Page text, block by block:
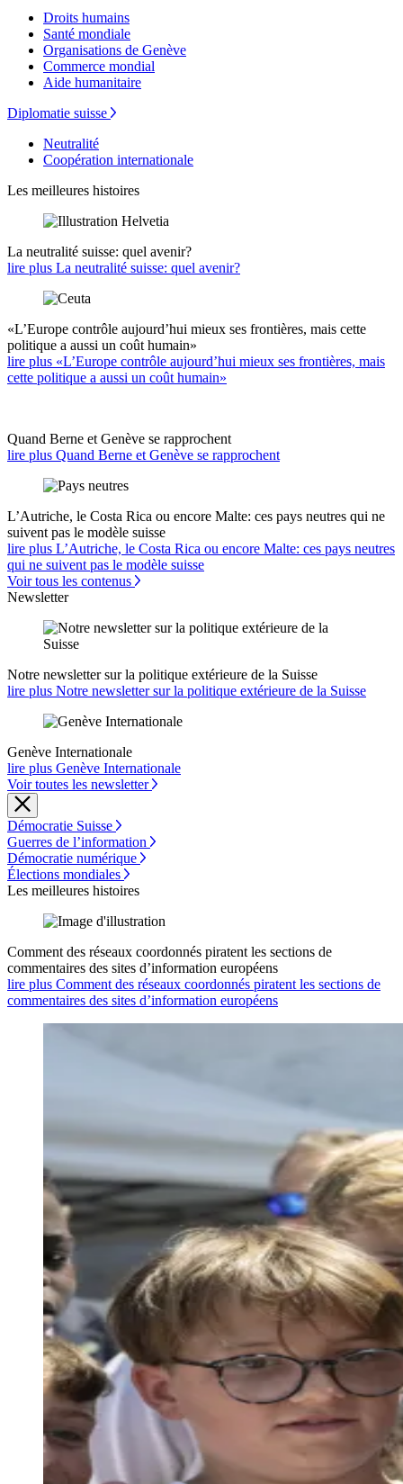
Droits humains
Santé mondiale
Organisations de Genève
Commerce mondial
Aide humanitaire
Diplomatie suisse
Neutralité
Coopération internationale
Les meilleures histoires
La neutralité suisse: quel avenir?
lire plus La neutralité suisse: quel avenir?
«L’Europe contrôle aujourd’hui mieux ses frontières, mais cette
politique a aussi un coût humain»
lire plus «L’Europe contrôle aujourd’hui mieux ses frontières, mais
cette politique a aussi un coût humain»
Quand Berne et Genève se rapprochent
lire plus Quand Berne et Genève se rapprochent
L’Autriche, le Costa Rica ou encore Malte: ces pays neutres qui ne
suivent pas le modèle suisse
lire plus L’Autriche, le Costa Rica ou encore Malte: ces pays neutres
qui ne suivent pas le modèle suisse
Voir tous les contenus
Newsletter
Notre newsletter sur la politique extérieure de la Suisse
lire plus Notre newsletter sur la politique extérieure de la Suisse
Genève Internationale
lire plus Genève Internationale
Voir toutes les newsletter
Démocratie Suisse
Guerres de l’information
Démocratie numérique
Élections mondiales
Les meilleures histoires
Comment des réseaux coordonnés piratent les sections de
commentaires des sites d’information européens
lire plus Comment des réseaux coordonnés piratent les sections de
commentaires des sites d’information européens